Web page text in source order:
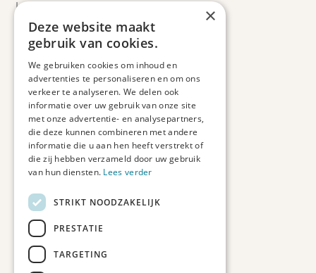
Leveringsinformatie
Retourbeleid
Informatie
Veelgestelde vragen
Duurzaam ondernemen
Contact informatie
Etienne de Pinedaweg 34
3711 CH, Austerlitz
Nederland
info@fotoprintxl.nl
0343 78 58 00
KVK: 81960263
BTW: NL002708709B23
×
Deze website maakt
gebruik van cookies.
We gebruiken cookies om inhoud en
advertenties te personaliseren en om ons
verkeer te analyseren. We delen ook
informatie over uw gebruik van onze site
met onze advertentie- en analysepartners,
die deze kunnen combineren met andere
informatie die u aan hen heeft verstrekt of
die zij hebben verzameld door uw gebruik
van hun diensten. Lees verder
STRIKT NOODZAKELIJK
PRESTATIE
TARGETING